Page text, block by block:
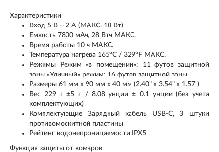
Характеристики
Вход 5 В ⎓ 2 А (МАКС. 10 Вт)
Емкость 7800 мАч, 28 Втч МАКС.
Время работы 10 ч МАКС.
Температура нагрева 165°C / 329°F МАКС.
Режимы Режим «в помещении»: 11 футов защитной
зоны «Уличный» режим: 16 футов защитной зоны
Размеры 61 мм x 90 мм x 40 мм (2.40" x 3.54" x 1.57")
Вес 229 г ±5 г / 8.08 унции ± 0.1 унции (без учета
комплектующих)
Комплектующие Зарядный кабель USB-C, 3 штуки
противомоскитной пластины
Рейтинг водонепроницаемости IPX5
Функция защиты от комаров